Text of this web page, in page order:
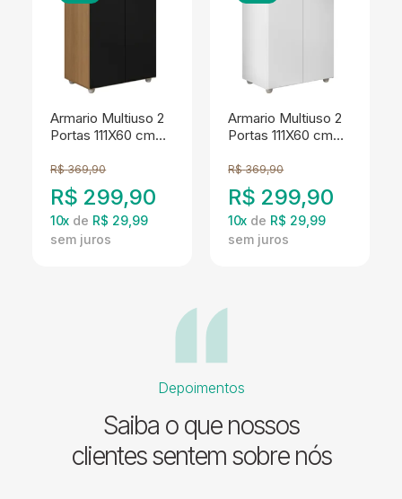
Armario Multiuso 2
Portas 111X60 cm
Preto REAJL
Moveis
R$ 369,90
R$ 299,90
10x de R$ 29,99
Armario Multiuso 2
Portas 111X60 cm
REAJL Moveis
R$ 369,90
R$ 299,90
10x de R$ 29,99
Depoimentos
Saiba o que nossos
clientes sentem sobre nós